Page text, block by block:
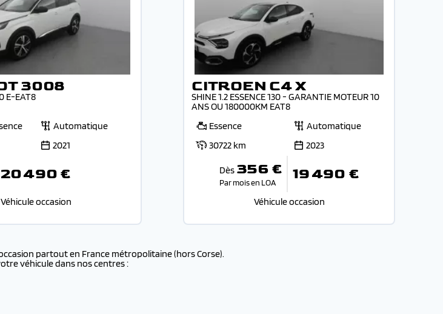
3008
E-EAT8
Automatique
2021
20 490 €
Véhicule occasion
CITROEN C4 X
SHINE 1.2 ESSENCE 130 - GARANTIE MOTEUR 10
ANS OU 180000KM EAT8
Essence
Automatique
30722 km
2023
Dès 356 €
Par mois en LOA 19 490 €
Véhicule occasion
partout en France métropolitaine (hors Corse).
véhicule dans nos centres :